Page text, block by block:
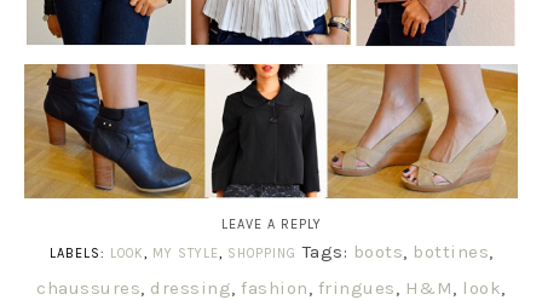
LEAVE A REPLY
LABELS: LOOK, MY STYLE, SHOPPING Tags: boots, bottines,
chaussures, dressing,fashion, fringues, H&M, look,